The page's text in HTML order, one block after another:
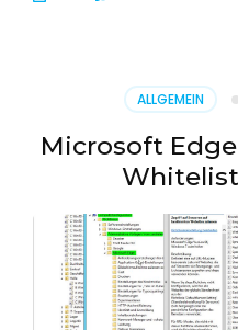
ALLGEMEIN
Microsoft